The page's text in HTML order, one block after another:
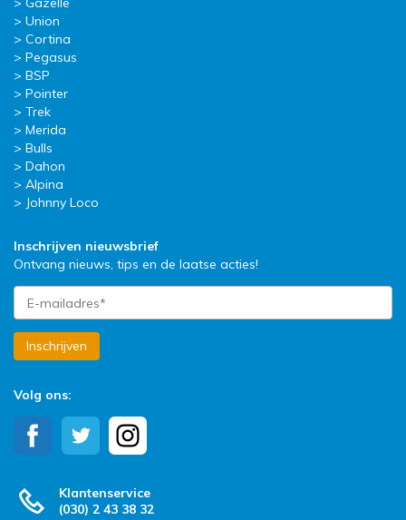
Union
Cortina
Pegasus
BSP
Pointer
Trek
Merida
Bulls
Dahon
Alpina
Johnny Loco
Inschrijven nieuwsbrief
Ontvang nieuws, tips en de laatse acties!
Inschrijven
Volg ons:
Klantenservice
(030) 2 43 38 32